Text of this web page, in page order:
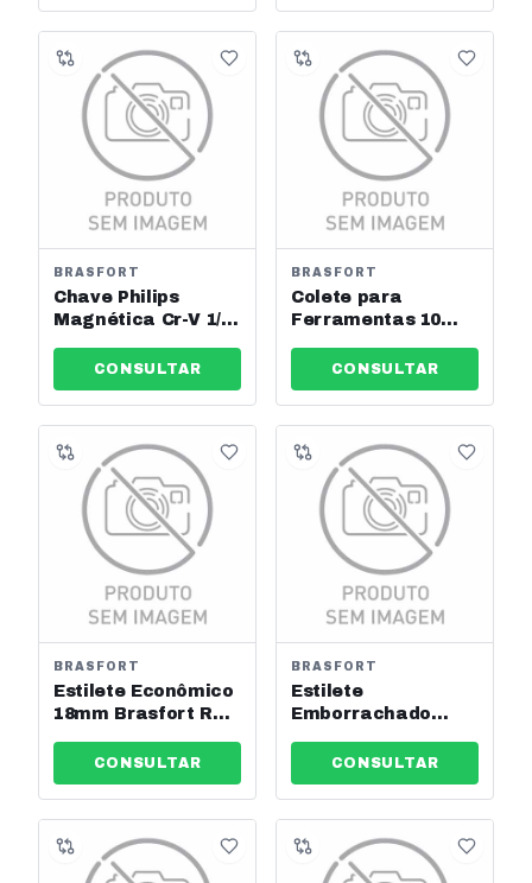
BRASFORT
Chave Philips
Magnética Cr-V 1/4
CONSULTAR
BRASFORT
Colete para
Ferramentas 10
Ref: 7567
CONSULTAR
BRASFORT
Estilete Econômico
18mm Brasfort Ref:
CONSULTAR
BRASFORT
Estilete
Emborrachado
CONSULTAR